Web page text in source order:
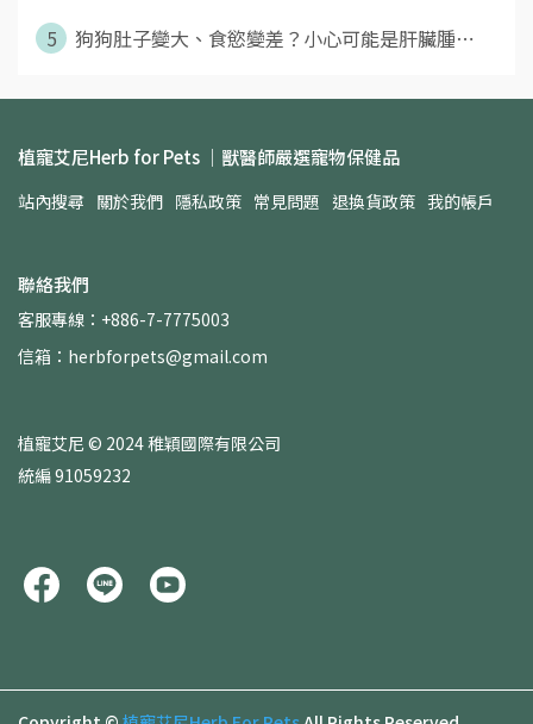
5
狗狗肚子變大、食慾變差？小心可能是肝臟腫⋯
植寵艾尼Herb for Pets │獸醫師嚴選寵物保健品
站內搜尋 關於我們 隱私政策 常見問題 退換貨政策 我的帳戶
聯絡我們
客服專線：+886-7-7775003
信箱：herbforpets@gmail.com
植寵艾尼 © 2024 稚穎國際有限公司
統編 91059232